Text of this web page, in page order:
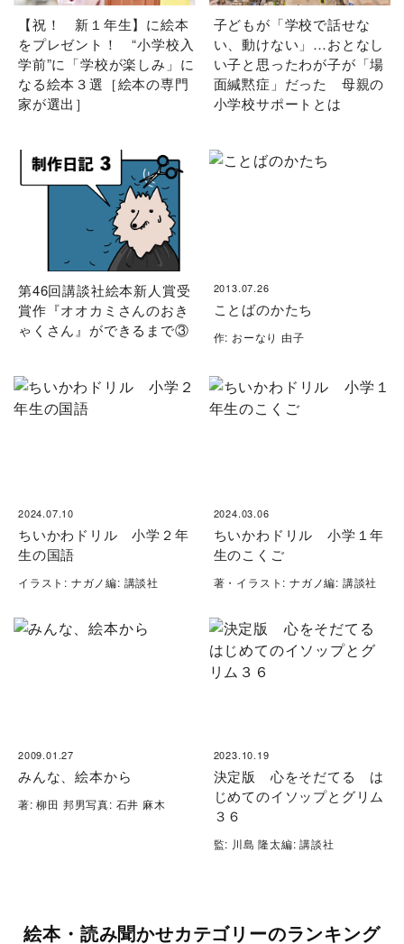
【祝！ 新１年生】に絵本
をプレゼント！ “小学校入
学前”に「学校が楽しみ」に
なる絵本３選［絵本の専門
家が選出］
子どもが「学校で話せな
い、動けない」…おとなし
い子と思ったわが子が「場
面緘黙症」だった 母親の
小学校サポートとは
第46回講談社絵本新人賞受
賞作『オオカミさんのおき
ゃくさん』ができるまで③
2013.07.26
ことばのかたち
作: おーなり 由子
2024.07.10
ちいかわドリル 小学２年
生の国語
イラスト: ナガノ編: 講談社
2024.03.06
ちいかわドリル 小学１年
生のこくご
著・イラスト: ナガノ編: 講談社
2009.01.27
みんな、絵本から
著: 柳田 邦男写真: 石井 麻木
2023.10.19
決定版 心をそだてる は
じめてのイソップとグリム
３６
監: 川島 隆太編: 講談社
絵本・読み聞かせカテゴリーのランキング